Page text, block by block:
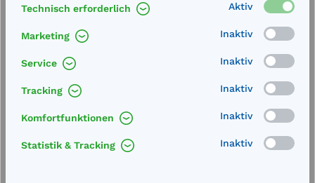
l
Technisch erforderlich Aktiv
Marketing Inaktiv
Service Inaktiv
Tracking Inaktiv
Komfortfunktionen Inaktiv
Statistik & Tracking Inaktiv